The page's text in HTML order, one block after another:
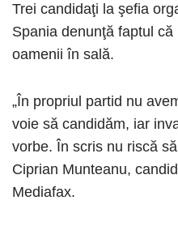
Trei candidaţi la şefia
Spania denunţă faptul
oamenii în sală.
„În propriul partid nu
voie să candidăm, iar
vorbe. În scris nu riscă
Ciprian Munteanu,
Mediafax.